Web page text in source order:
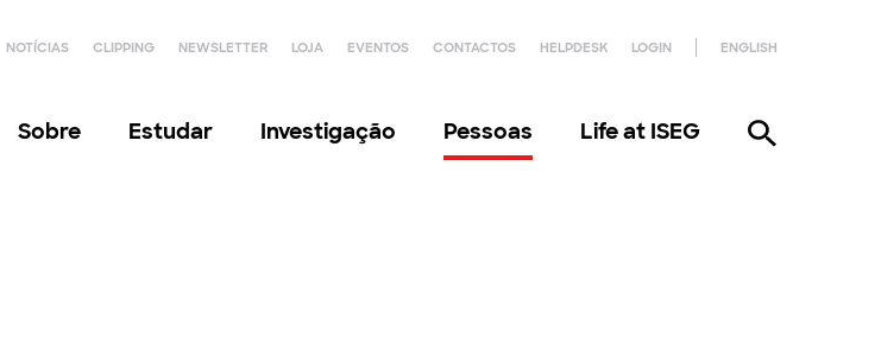
NOTÍCIAS CLIPPING NEWSLETTER LOJA EVENTOS CONTACTOS HELPDESK LOGIN ENGLISH
Sobre Estudar Investigação Pessoas Life at ISEG